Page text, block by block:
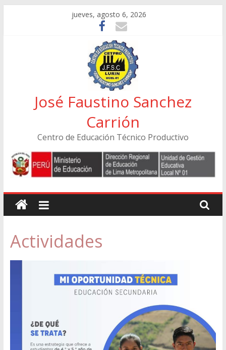
jueves, agosto 6, 2026
José Faustino Sanchez
Carrión
Centro de Educación Técnico Productivo
Actividades